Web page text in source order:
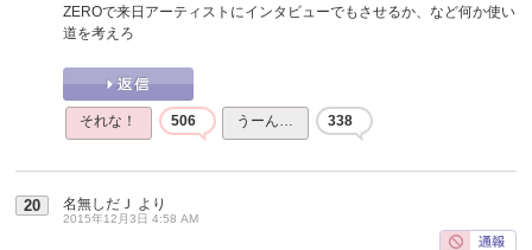
ZEROで来日アーティストにインタビューでもさせるか、など何か使い
道を考えろ
それな！ 506 うーん… 338
20 名無しだＪ より
2015年12月3日 4:58 AM